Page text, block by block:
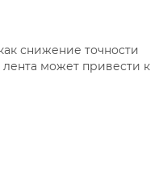
снижение точности
может привести к